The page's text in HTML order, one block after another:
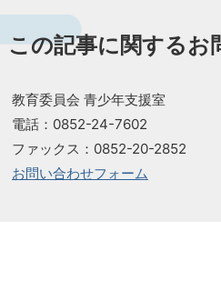
この記事に関するお
教育委員会 青少年支援室
電話：0852-24-7602
ファックス：0852-20-2852
お問い合わせフォーム